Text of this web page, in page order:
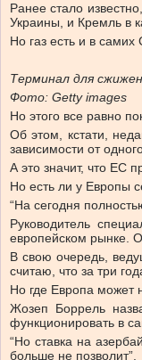
Ранее стало
Украины, и Кремль в
Но газ есть и в
Терминал для
Фото: Getty images
Но этого все равно
Об этом, кстати,
зависимости от
А это значит, что ЕС
Но есть ли у Европы
“На сегодня
Руководитель
европейском рынке.
В свою очередь,
считаю, что за три
Но где Европа может
Жозеп Боррель
функционировать в
“Но ставка на
больше не позволит”.